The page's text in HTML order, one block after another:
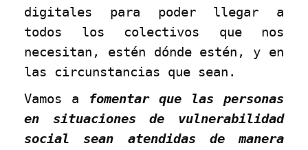
digitales para poder llegar a
todos los colectivos que nos
necesitan, estén dónde estén, y en
las circunstancias que sean.
Vamos a fomentar que las personas
en situaciones de vulnerabilidad
social sean atendidas de manera